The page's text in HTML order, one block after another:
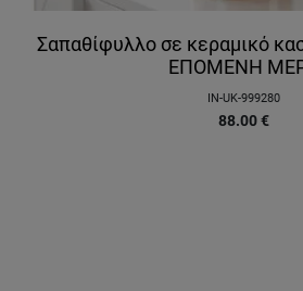
Σαπαθίφυλλο σε κεραμικό
ΕΠΟΜΕΝΗ
IN-UK-999280
88.00 €